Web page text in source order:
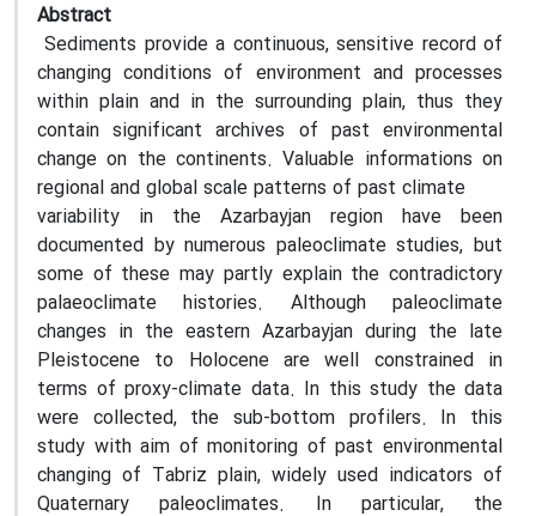
Abstract
Sediments provide a continuous, sensitive record of
changing conditions of environment and processes
within plain and in the surrounding plain, thus they
contain significant archives of past environmental
change on the continents. Valuable informations on
regional and global scale patterns of past climate
variability in the Azarbayjan region have been
documented by numerous paleoclimate studies, but
some of these may partly explain the contradictory
palaeoclimate histories. Although paleoclimate
changes in the eastern Azarbayjan during the late
Pleistocene to Holocene are well constrained in
terms of proxy-climate data. In this study the data
were collected, the sub-bottom profilers. In this
study with aim of monitoring of past environmental
changing of Tabriz plain, widely used indicators of
Quaternary paleoclimates. In particular, the